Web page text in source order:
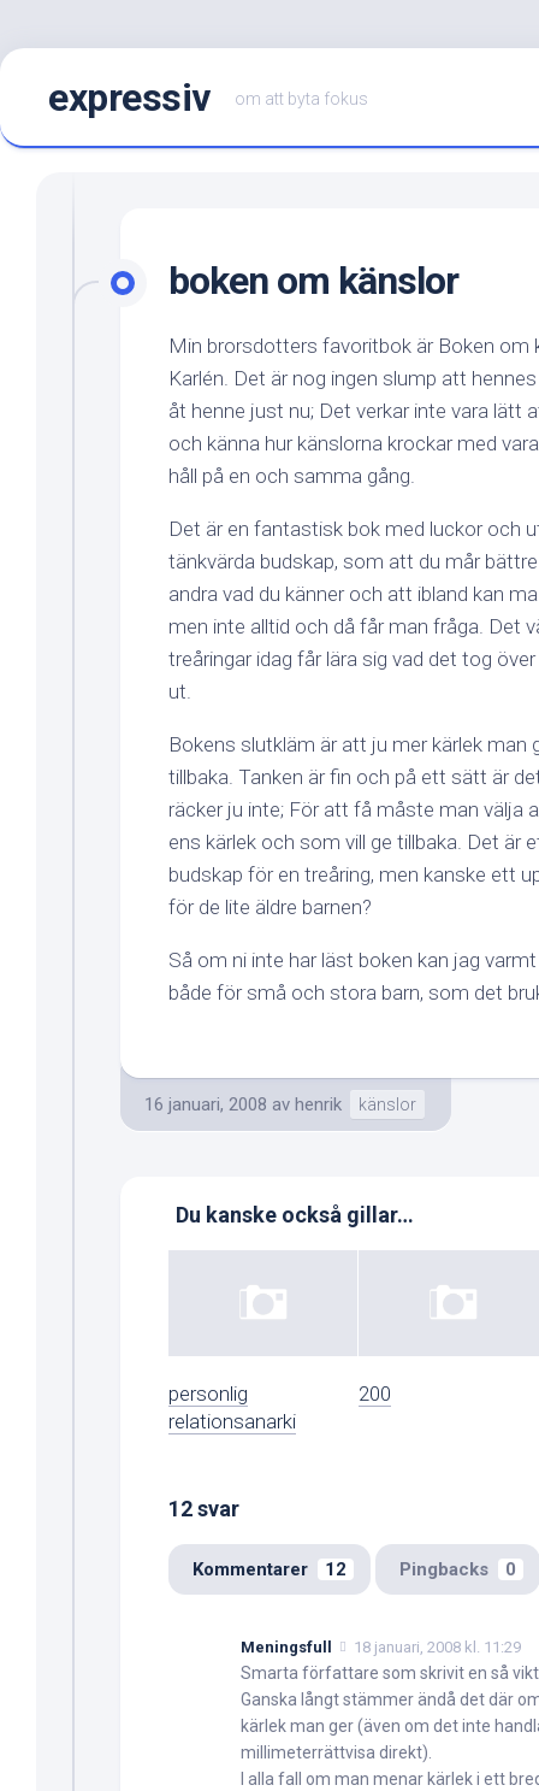
Hoppa
innehållexpressiv om att byta fokus
boken om känslor
Min brorsdotters favoritbok är Boken om
Karlén. Det är nog ingen slump att
åt henne just nu; Det verkar inte vara lätt
och känna hur känslorna krockar med
håll på en och samma gång.
Det är en fantastisk bok med luckor och
tänkvärda budskap, som att du mår
andra vad du känner och att ibland kan
men inte alltid och då får man fråga. Det
treåringar idag får lära sig vad det tog
ut.
Bokens slutkläm är att ju mer kärlek man
tillbaka. Tanken är fin och på ett sätt är
räcker ju inte; För att få måste man välja
ens kärlek och som vill ge tillbaka. Det är
budskap för en treåring, men kanske ett
för de lite äldre barnen?
Så om ni inte har läst boken kan jag
både för små och stora barn, som det
16 januari, 2008 av henrik känslor
Du kanske också gillar…
personlig
relationsanarki
200
12 svar
Kommentarer 12 Pingbacks 0
Meningsfull 18 januari, 2008 kl. 11:29
Smarta författare som skrivit en så
Ganska långt stämmer ändå det där
kärlek man ger (även om det inte
millimeterrättvisa direkt).
I alla fall om man menar kärlek i ett